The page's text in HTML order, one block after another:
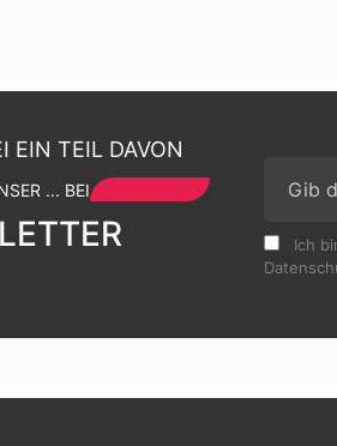
EIN TEIL DAVON
... BEI
Ich